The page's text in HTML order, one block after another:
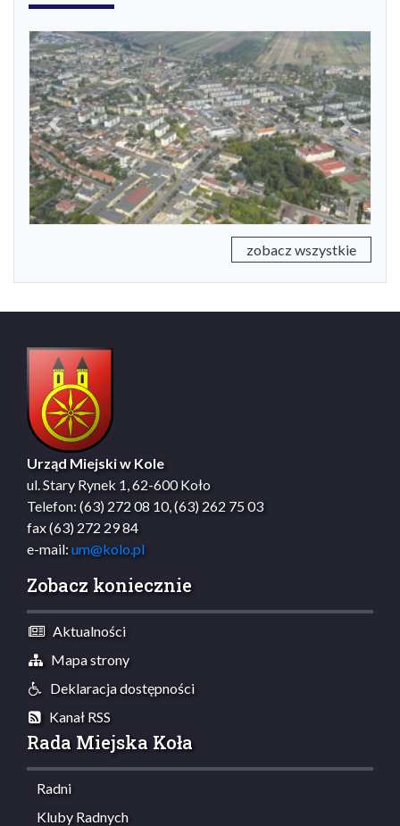
Previous Next
zobacz wszystkie
Urząd Miejski w Kole
ul. Stary Rynek 1, 62-600 Koło
Telefon: (63) 272 08 10, (63) 262 75 03
fax (63) 272 29 84
e-mail: um@kolo.pl
Zobacz koniecznie
Aktualności
Mapa strony
Deklaracja dostępności
Kanał RSS
Rada Miejska Koła
Radni
Kluby Radnych